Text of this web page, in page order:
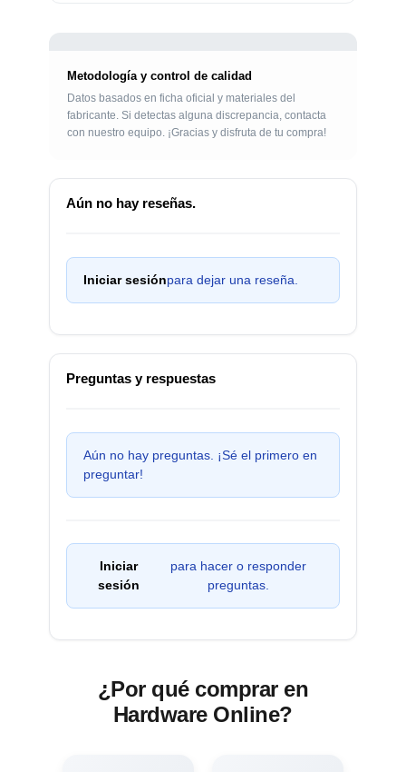
Metodología y control de calidad
Datos basados en ficha oficial y materiales del
fabricante. Si detectas alguna discrepancia, contacta
con nuestro equipo. ¡Gracias y disfruta de tu compra!
Aún no hay reseñas.
Iniciar sesiónpara dejar una reseña.
Preguntas y respuestas
Aún no hay preguntas. ¡Sé el primero en
preguntar!
Iniciar
sesión
para hacer o responder
preguntas.
¿Por qué comprar en
Hardware Online?